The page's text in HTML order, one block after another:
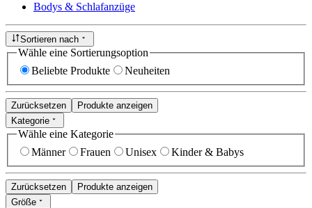
Bodys & Schlafanzüge
Sortieren nach
Wähle eine Sortierungsoption
Beliebte Produkte
Neuheiten
Zurücksetzen
Produkte anzeigen
Kategorie
Wähle eine Kategorie
Männer
Frauen Unisex Kinder & Babys
Zurücksetzen
Produkte anzeigen
Größe